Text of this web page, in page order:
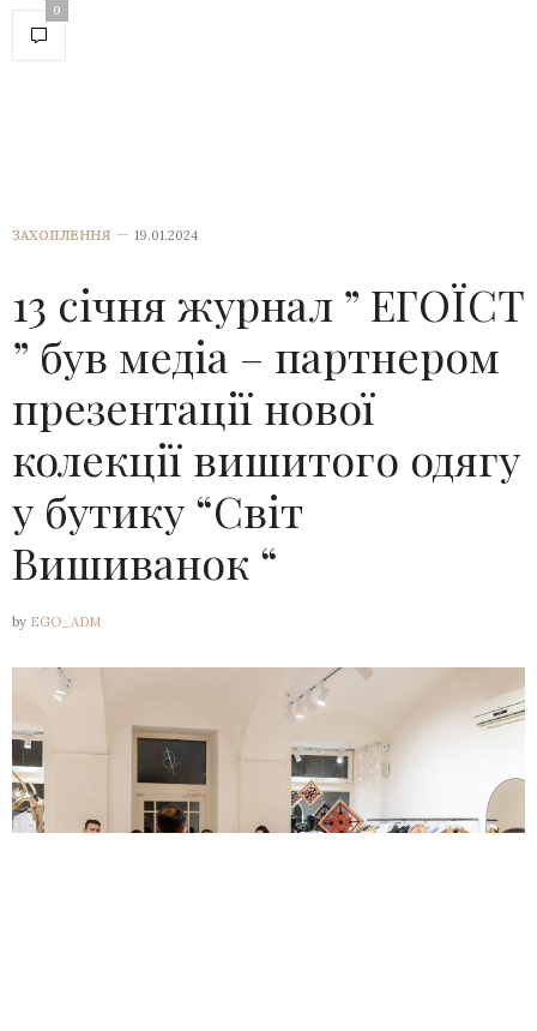
0
ЗАХОПЛЕННЯ 19.01.2024
13 січня журнал ” ЕГОЇСТ
” був медіа – партнером
презентації нової
колекції вишитого одягу
у бутику “Світ
Вишиванок “
by EGO_ADM